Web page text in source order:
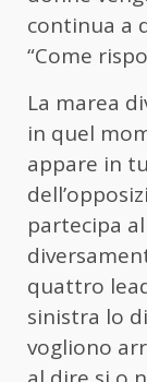
continua a
“Come
La marea
in quel
appare in
partecipa
quattro
sinistra lo
vogliono